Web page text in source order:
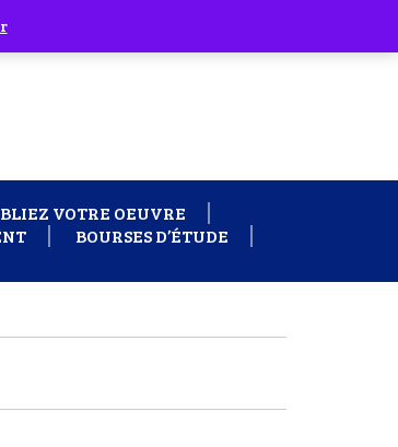
VOTRE OEUVRE
BOURSES D’ÉTUDE